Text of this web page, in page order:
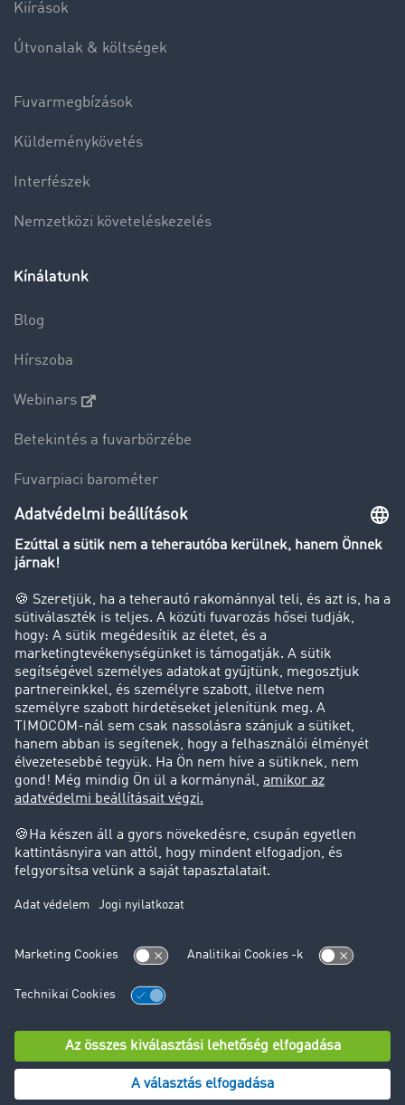
Kiírások
Útvonalak & költségek
Fuvarmegbízások
Küldeménykövetés
Interfészek
Nemzetközi követeléskezelés
Kínálatunk
Blog
Hírszoba
Webinars
Betekintés a fuvarbörzébe
Fuvarpiaci barométer
Transzportlexikon
Tehergépkocsi-forgalomkorlátozás
Cég
Sikertörténetek
Ügyfél hoz ügyfelet
Jogi információk
Impresszum
Adatvédelem
süti-beállítások
Támogatás
© TIMOCOM GmbH 2024. Minden jog fenntartva